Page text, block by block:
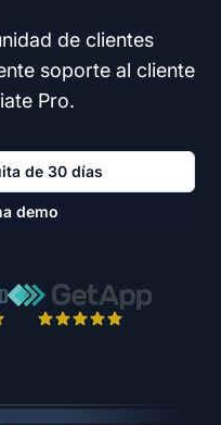
de clientes
soporte al cliente
Pro.
de 30 días
demo